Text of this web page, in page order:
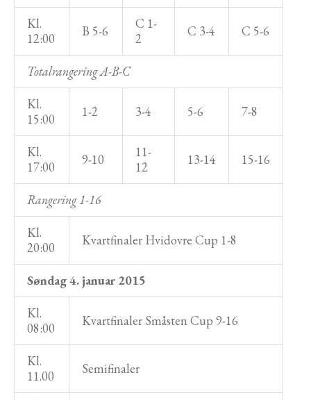
Kl.
12:00
B 5-6
C 1-
2
C 3-4 C 5-6
Totalrangering A-B-C
Kl.
15:00
1-2 3-4 5-6 7-8
Kl.
17:00
9-10
11-
12
13-14 15-16
Rangering 1-16
Kl.
20:00
Kvartfinaler Hvidovre Cup 1-8
Søndag 4. januar 2015
Kl.
08:00
Kvartfinaler Småsten Cup 9-16
Kl.
11.00
Semifinaler